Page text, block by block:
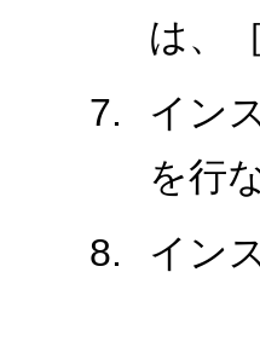
は、
イン
を行
イン